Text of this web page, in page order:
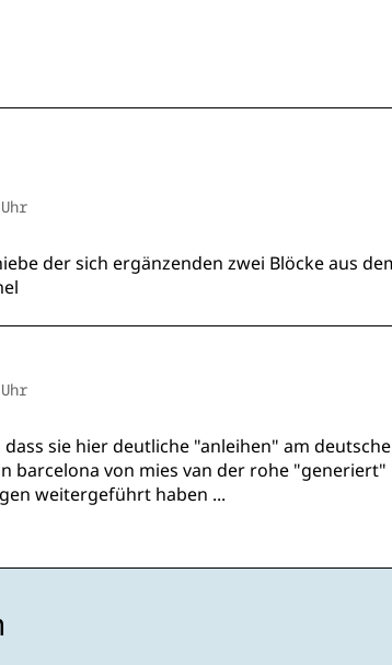
der sich ergänzenden zwei Blöcke aus
sie hier deutliche "anleihen" am
barcelona von mies van der rohe "generiert"
weitergeführt haben ...